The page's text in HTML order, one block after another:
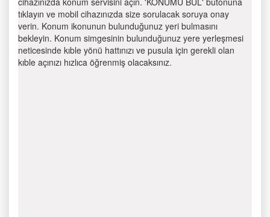
tıklayın ve mobil cihazınızda size sorulacak soruya onay
verin. Konum ikonunun bulunduğunuz yeri bulmasını
bekleyin. Konum simgesinin bulunduğunuz yere yerleşmesi
neticesinde kıble yönü hattınızı ve pusula için gerekli olan
kıble açınızı hızlıca öğrenmiş olacaksınız.